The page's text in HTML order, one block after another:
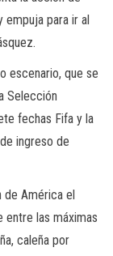
empuja para ir al
escenario, que se
Selección
fechas Fifa y la
ingreso de
de América el
entre las máximas
caleña por